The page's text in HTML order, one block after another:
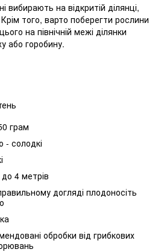
вибирають на відкритій ділянці,
того, варто поберегти рослини
на північній межі ділянки
або горобину.
грам
- солодкі
до 4 метрів
догляді плодоносіть
обробки від грибкових